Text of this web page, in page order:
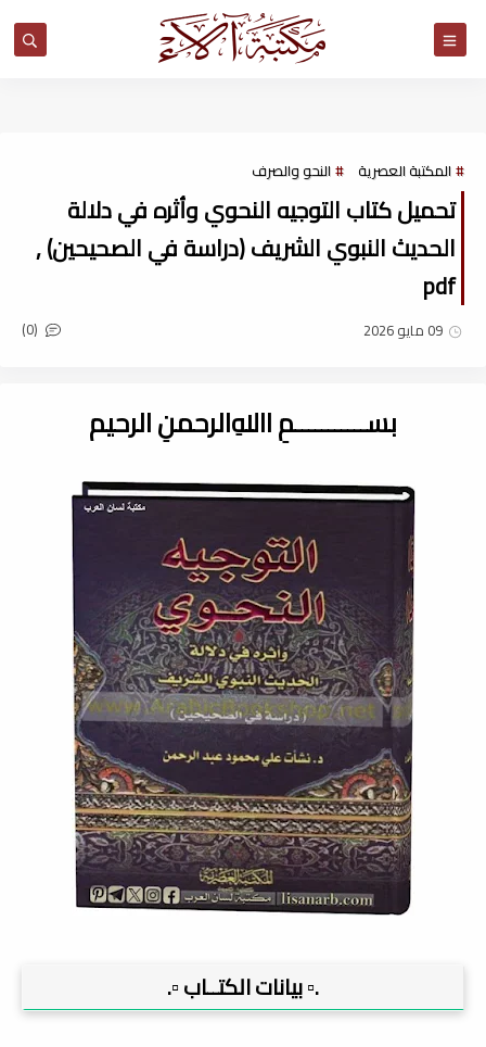
المكتبة العصرية النحو والصرف
تحميل كتاب التوجيه النحوي وأثره في دلالة
الحديث النبوي الشريف (دراسة في الصحيحين) ,
pdf
09 مايو 2026 (0)
بســـــــــــمِ اﷲِالرحمنِ الرحيم
.▫️ بيانات الكتــاب ▫️.